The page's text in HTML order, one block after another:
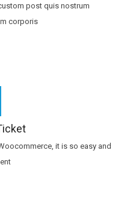
post quis nostrum
corporis
it is so easy and